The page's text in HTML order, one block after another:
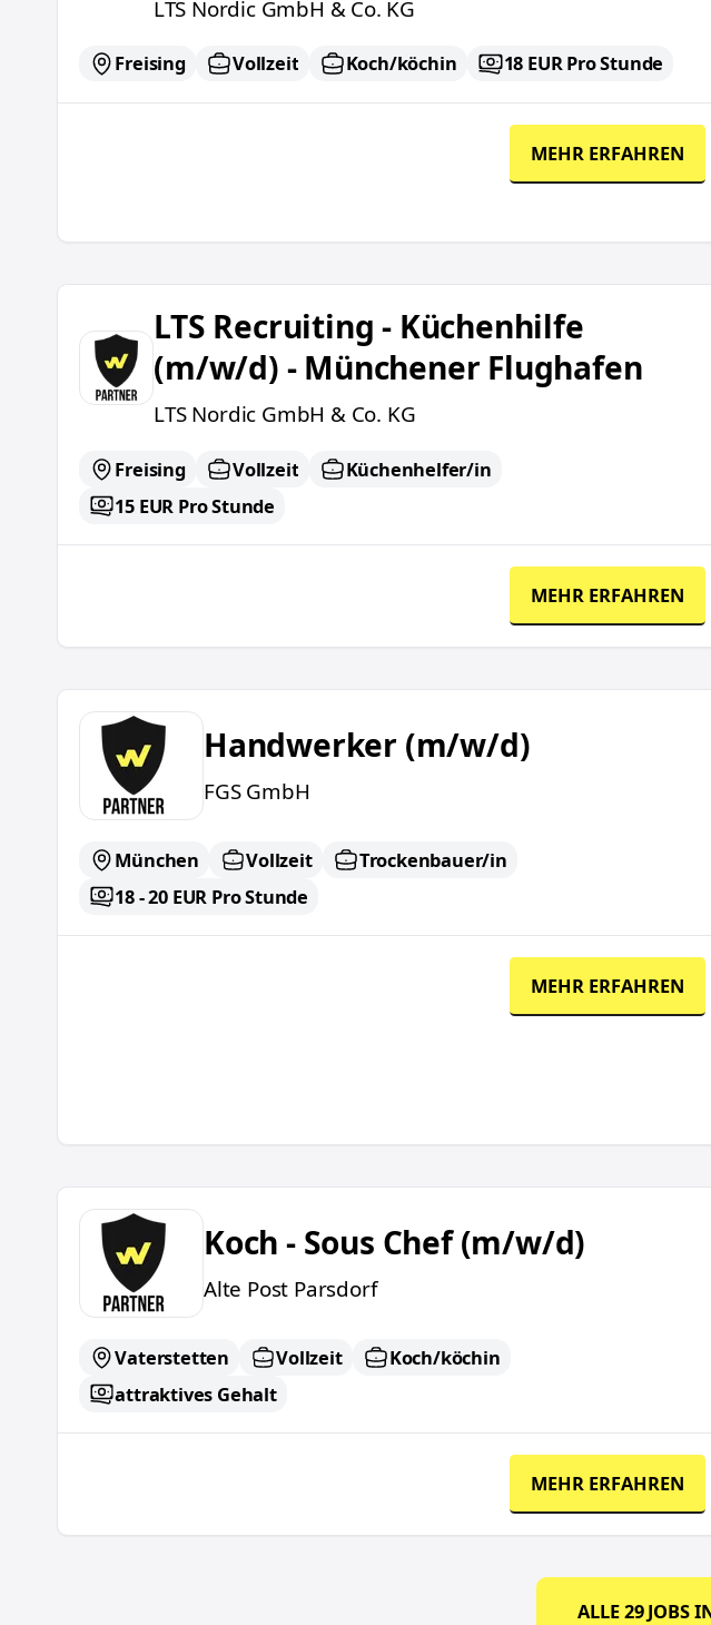
LTS Nordic GmbH & Co. KG
Freising Vollzeit Koch/köchin 18 EUR Pro Stunde
MEHR ERFAHREN
LTS Recruiting - Küchenhilfe (m/w/d) - Münchener Flughafen
LTS Recruiting - Küchenhilfe
(m/w/d) - Münchener Flughafen
LTS Nordic GmbH & Co. KG
Freising Vollzeit
Küchenhelfer/in
15 EUR Pro Stunde
MEHR ERFAHREN
Handwerker (m/w/d)
Handwerker (m/w/d)
FGS GmbH
München Vollzeit
Trockenbauer/in
18 - 20 EUR Pro Stunde
MEHR ERFAHREN
Koch - Sous Chef (m/w/d)
Koch - Sous Chef (m/w/d)
Alte Post Parsdorf
Vaterstetten Vollzeit
Koch/köchin
attraktives Gehalt
MEHR ERFAHREN
ALLE29JOBS